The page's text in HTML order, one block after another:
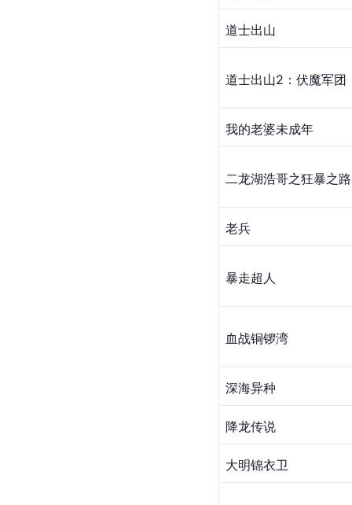
道士出山
道士出山2：伏魔军团
我的老婆未成年
二龙湖浩哥之狂暴之路
​老兵
暴走超人
血战铜锣湾
深海异种
降龙传说
​大明锦衣卫